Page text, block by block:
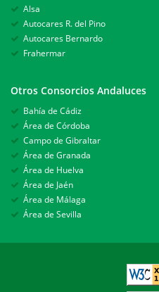
Alsa
Autocares R. del Pino
Autocares Bernardo
Frahermar
Otros Consorcios Andaluces
Bahía de Cádiz
Área de Córdoba
Campo de Gibraltar
Área de Granada
Área de Huelva
Área de Jaén
Área de Málaga
Área de Sevilla